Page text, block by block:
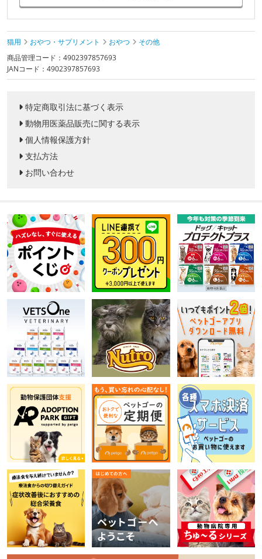
猫用 おやつ・サプリメント おやつ
その他
商品管理コード：4902397857693
JANコード：4902397857693
特定商取引法に基づく表示
動物用医薬品販売に関する表示
個人情報保護方針
支払方法
お問い合わせ